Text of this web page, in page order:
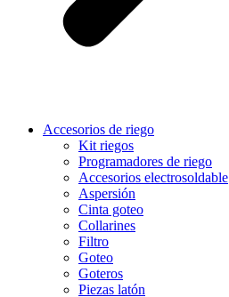
Accesorios de riego
Kit riegos
Programadores de riego
Accesorios electrosoldable
Aspersión
Cinta goteo
Collarines
Filtro
Goteo
Goteros
Piezas latón